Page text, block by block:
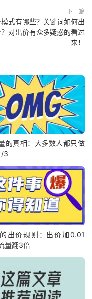
下一篇
模式有哪些？关键词如何出
？对出价有众多疑惑的看过
来！
的真相：大多数人都只做
3
出价规则：出价加0.01
量翻3倍